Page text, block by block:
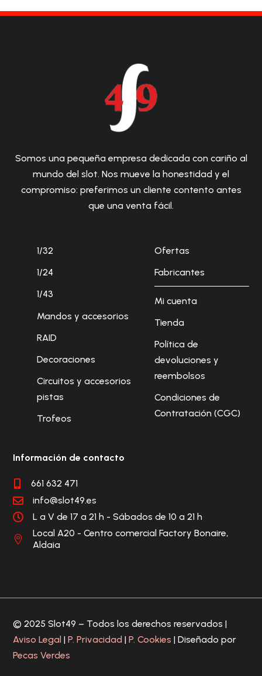
Somos una pequeña empresa dedicada con cariño al
mundo del slot. Nos mueve la honestidad y el
compromiso: preferimos un cliente contento antes
que una venta fácil.
1/32
1/24
1/43
Mandos y accesorios
RAID
Decoraciones
Circuitos y accesorios
pistas
Trofeos
Ofertas
Fabricantes
Mi cuenta
Tienda
Política de
devoluciones y
reembolsos
Condiciones de
Contratación (CGC)
Información de contacto
 661 632 471
 info@slot49.es
 L a V de 17 a 21 h - Sábados de 10 a 21 h

Local A20 - Centro comercial Factory Bonaire,
Aldaia
© 2025 Slot49 – Todos los derechos reservados |
Aviso Legal |P. Privacidad |P. Cookies | Diseñado por
Pecas Verdes